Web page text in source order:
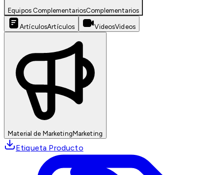
Equipos ComplementariosComplementarios
ArtículosArtículos VideosVideos
Material de MarketingMarketing
Etiqueta Producto